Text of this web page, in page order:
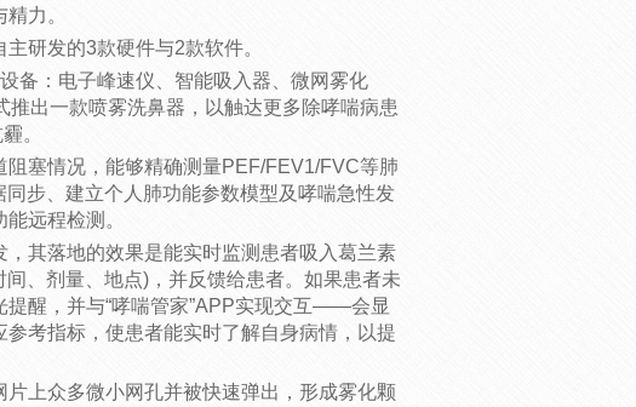
力。
研发的3款硬件与2款软件。
备：电子峰速仪、智能吸入器、微网雾化
出一款喷雾洗鼻器，以触达更多除哮喘病患
。
塞情况，能够精确测量PEF/FEV1/FVC等肺
步、建立个人肺功能参数模型及哮喘急性发
远程检测。
其落地的效果是能实时监测患者吸入葛兰素
、剂量、地点)，并反馈给患者。如果患者未
提醒，并与“哮喘管家”APP实现交互——会显
考指标，使患者能实时了解自身病情，以提
上众多微小网孔并被快速弹出，形成雾化颗